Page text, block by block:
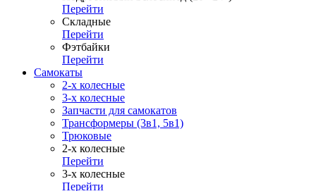
Перейти
Складные
Перейти
Фэтбайки
Перейти
Самокаты
2-х колесные
3-х колесные
Запчасти для самокатов
Трансформеры (3в1, 5в1)
Трюковые
2-х колесные
Перейти
3-х колесные
Перейти